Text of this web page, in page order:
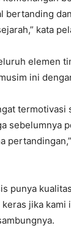
bertanding
kata
elemen
ini
termotivasi
sebelumnya
punya
jika kami